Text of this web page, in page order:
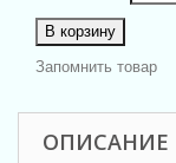
В корзину
Запомнить товар
ОПИСАНИЕ